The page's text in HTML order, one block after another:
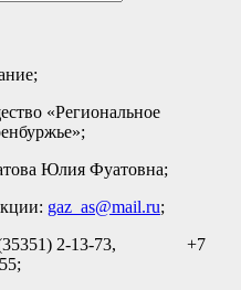
«Региональное
Юлия Фуатовна;
gaz_as@mail.ru;
+7 (35351) 2-13-73, +7